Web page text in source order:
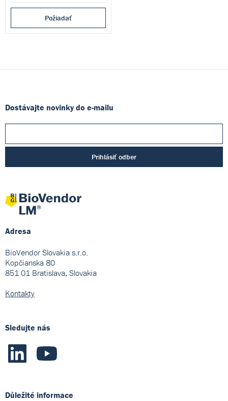
Požiadať
Dostávajte novinky do e-mailu
Prihlásiť odber
Adresa
BioVendor Slovakia s.r.o.
Kopčianska 80
851 01 Bratislava, Slovakia
Kontakty
Sledujte nás
Důležité informace